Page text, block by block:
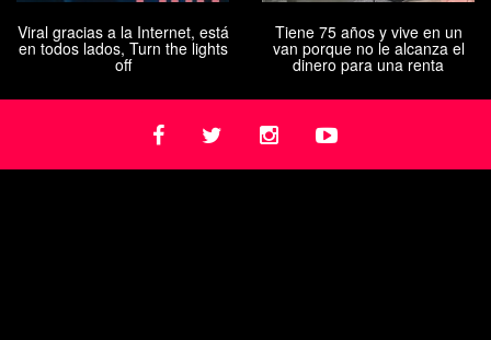
Viral gracias a la Internet, está
en todos lados, Turn the lights
off
Tiene 75 años y vive en un
van porque no le alcanza el
dinero para una renta